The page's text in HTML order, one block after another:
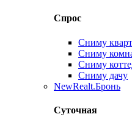
Спрос
Сниму
Сниму
Сниму
Сниму дачу
NewRealt.Бронь
Суточная